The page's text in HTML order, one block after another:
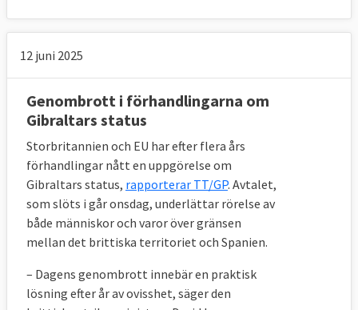
standarder, som regler för statsstöd, skatter,
arbetsrätt eller miljöregler. EU-sidan har
oroats för att britterna ska sänka sina
standarder för att konkurrera ut EU-företag
under ett scenario där nödlösningen gäller.
Nödlösningen träder i kraft första januari
2021 om EU och Storbritannien inte innan
första juli 2020 har enats om det framtida
samarbetet. Ingendera part önskar dock att
Om nödlösningen väl börjar gälla och endera
12 juni 2025
Genombrott i förhandlingarna om
Gibraltars status
Storbritannien och EU har efter flera års
förhandlingar nått en uppgörelse om
Gibraltars status, rapporterar TT/GP. Avtalet,
som slöts i går onsdag, underlättar rörelse av
både människor och varor över gränsen
mellan det brittiska territoriet och Spanien.
– Dagens genombrott innebär en praktisk
lösning efter år av ovisshet, säger den